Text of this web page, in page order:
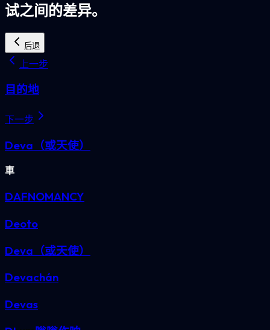
试之间的差异。
后退
上一步
目的地
下一步
Deva（或天使）
車
DAFNOMANCY
Deoto
Deva（或天使）
Devachán
Devas